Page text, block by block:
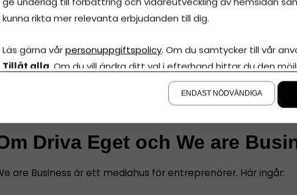
Du har ett eget företag som du fakturerar från.
Du är van att jobba som virtuell assistent eller liknande.
Du gillar att jobba i en tydlig struktur, där du har möjlighet
Driva Eget och We are
are Business är ett mediahus för entreprenörer. Här ingår:
kunna rikta mer relevanta erbjudanden till dig.
Läs gärna vårpersonuppgiftspolicy. Om du samtycker till vår
Tillåt alla . Om du vill ändra ditt val i efterhand hittar du den
ENDAST NÖDVÄNDIGA